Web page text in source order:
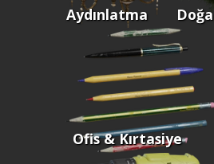
Aydınlatma Doğa
Ofis & Kırtasiye